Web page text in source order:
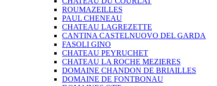
ROUMAZEILLES
PAUL CHENEAU
CHATEAU LAGREZETTE
CANTINA CASTELNUOVO DEL GARDA
FASOLI GINO
CHATEAU PEYRUCHET
CHATEAU LA ROCHE MEZIERES
DOMAINE CHANDON DE BRIAILLES
DOMAINE DE FONTBONAU